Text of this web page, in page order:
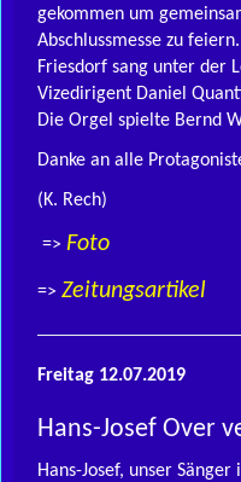
gekommen um
Abschlussmesse zu
Friesdorf sang unter der
Vizedirigent Daniel
Die Orgel spielte Bernd
Danke an alle
(K. Rech)
=> Foto
=> Zeitungsartikel
Freitag 12.07.2019
Hans-Josef Over
Hans-Josef, unser